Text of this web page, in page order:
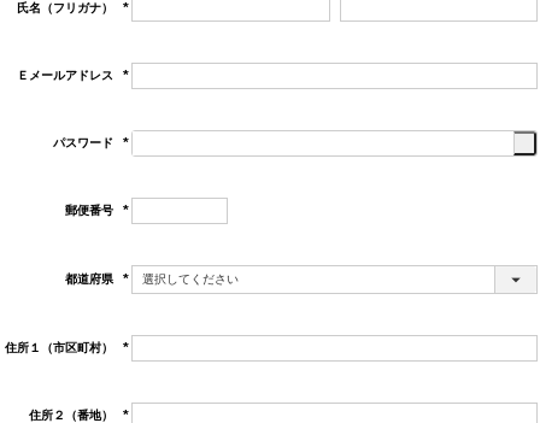
氏名（フリガナ）
(必
Ｅメールアドレス
(必
パスワード
郵便番号
(必
都道府県
(必
住所１（市区町村）
(必
住所２（番地）